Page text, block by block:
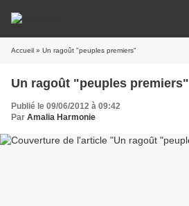
Accueil » Un ragoût "peuples premiers"
Un ragoût "peuples premiers"
Publié le 09/06/2012 à 09:42
Par Amalia Harmonie